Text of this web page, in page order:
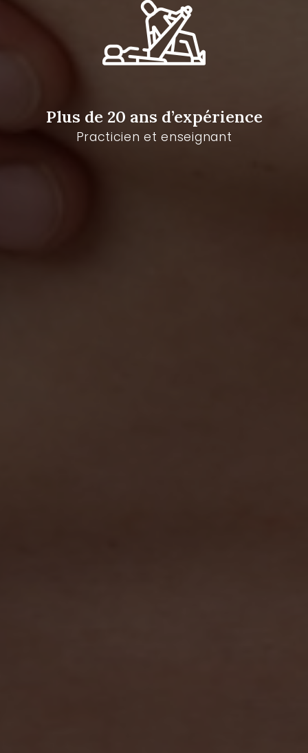
Plus de 20 ans d’expérience
Practicien et enseignant